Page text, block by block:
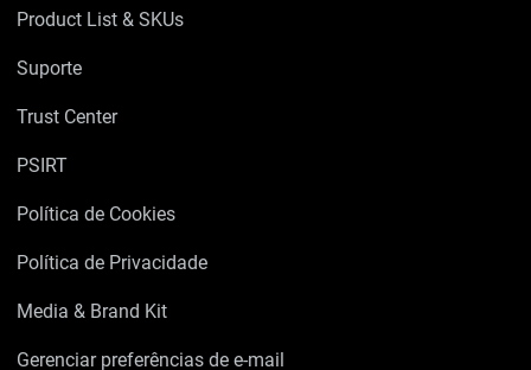
Product List & SKUs
Suporte
Trust Center
PSIRT
Política de Cookies
Política de Privacidade
Media & Brand Kit
Gerenciar preferências de e-mail